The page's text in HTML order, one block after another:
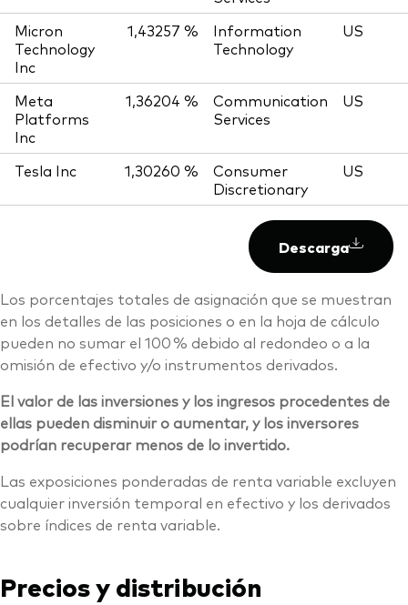
Micron
Technology
Inc
1,43257 %
Information
Technology
US
Meta
Platforms
Inc
1,36204 %
Communication
Services
US
Tesla Inc 1,30260 %
Consumer
Discretionary
US
Descarga
Los porcentajes totales de asignación que se muestran
en los detalles de las posiciones o en la hoja de cálculo
pueden no sumar el 100 % debido al redondeo o a la
omisión de efectivo y/o instrumentos derivados.
El valor de las inversiones y los ingresos procedentes de
ellas pueden disminuir o aumentar, y los inversores
podrían recuperar menos de lo invertido.
Las exposiciones ponderadas de renta variable excluyen
cualquier inversión temporal en efectivo y los derivados
sobre índices de renta variable.
Precios y distribución